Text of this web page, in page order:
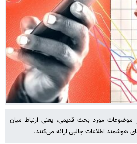
موضوعات مورد بحث قدیمی، یعنی ارتباط میان
اطلاعات جالبی ارائه می‌کنند.